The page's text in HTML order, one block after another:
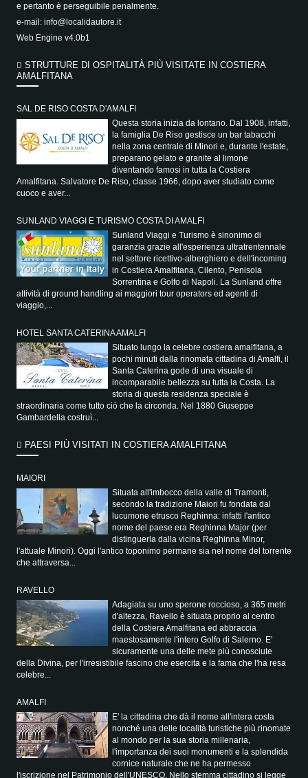
e pertanto è perseguibile penalmente.
e-mail: info@localidautore.it
Web Engine v4.0b1
STRUTTURE DI OSPITALITÀ PIÙ VISITATE IN COSTIERA
AMALFITANA
SAL DE RISO COSTA D'AMALFI
Questa storia inizia da lontano. Dal 1908, infatti,
la famiglia De Riso gestisce un bar tabacchi
nella zona centrale di Minori e, durante l'estate,
preparano gelato e granite al limone
diventando famosi in tutta la Costiera
Amalfitana. Salvatore De Riso, classe 1966, dopo aver studiato come
cuoco e aver...
SUNLAND VIAGGI E TURISMO COSTA DI AMALFI
Sunland Viaggi e Turismo è sinonimo di
garanzia grazie all'esperienza ultratrentennale
nel settore ricettivo-alberghiero e dell'incoming
in Costiera Amalfitana, Cilento, Penisola
Sorrentina e Golfo di Napoli. La Sunland offre
attività di ground handling ai maggiori tour operators ed agenti di
viaggio,...
HOTEL SANTA CATERINA AMALFI
Situato lungo la celebre costiera amalfitana, a
pochi minuti dalla rinomata cittadina di Amalfi, il
Santa Caterina gode di una visuale di
incomparabile bellezza su tutta la Costa. La
storia di questa residenza speciale è
straordinaria come tutto ciò che la circonda. Nel 1880 Giuseppe
Gambardella costruì...
PAESI PIÙ VISITATI IN COSTIERA AMALFITANA
MAIORI
Situata all'imbocco della valle di Tramonti,
secondo la tradizione Maiori fu fondata dal
lucumone etrusco Reghinna: infatti l'antico
nome del paese era Reghinna Major (per
distinguerla dalla vicina Reghinna Minor,
l'attuale Minori). Oggi l'antico toponimo permane sia nel nome del torrente
che attraversa...
RAVELLO
Adagiata su uno sperone roccioso, a 365 metri
d'altezza, Ravello è situata proprio al centro
della Costiera Amalfitana ed abbraccia
maestosamente l'intero Golfo di Salerno. E'
sicuramente una delle mete più conosciute
della Divina, per l'irresistibile fascino che esercita e la fama che l'ha resa
celebre...
AMALFI
E' la cittadina che dà il nome all'intera costa
nonché una delle località turistiche più rinomate
al mondo per la sua storia millenaria,
l'importanza dei suoi monumenti e la splendida
cornice naturale che ne ha permesso
l'iscrizione nel Patrimonio dell'UNESCO. Nello stemma cittadino si legge